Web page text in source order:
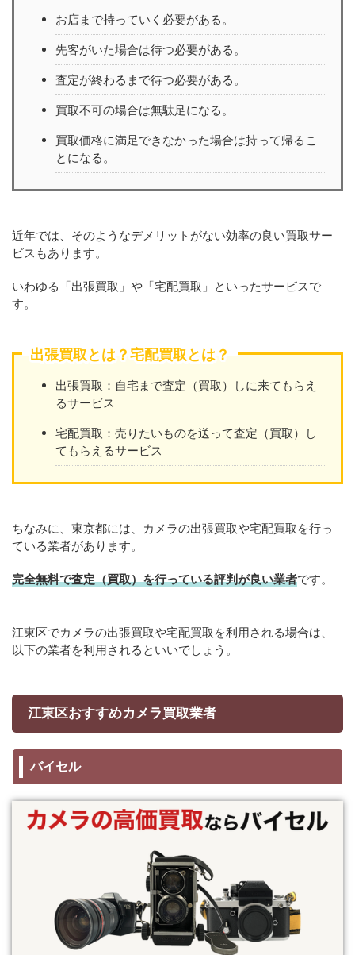
お店まで持っていく必要がある。
先客がいた場合は待つ必要がある。
査定が終わるまで待つ必要がある。
買取不可の場合は無駄足になる。
買取価格に満足できなかった場合は持って帰るこ
とになる。
近年では、そのようなデメリットがない効率の良い買取サー
ビスもあります。
いわゆる「出張買取」や「宅配買取」といったサービスで
す。
出張買取とは？宅配買取とは？
出張買取：自宅まで査定（買取）しに来てもらえ
るサービス
宅配買取：売りたいものを送って査定（買取）し
てもらえるサービス
ちなみに、東京都には、カメラの出張買取や宅配買取を行っ
ている業者があります。
完全無料で査定（買取）を行っている評判が良い業者です。
江東区でカメラの出張買取や宅配買取を利用される場合は、
以下の業者を利用されるといいでしょう。
江東区おすすめカメラ買取業者
バイセル